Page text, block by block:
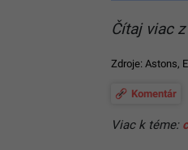
Čítaj viac
Zdroje: Astons,
Komentár
Viac k téme: